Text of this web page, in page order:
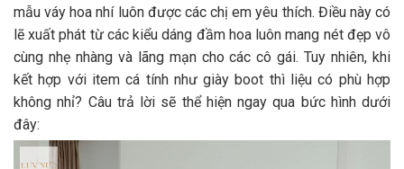
mẫu váy hoa nhí luôn được các chị em yêu thích. Điều này có
lẽ xuất phát từ các kiểu dáng đầm hoa luôn mang nét đẹp vô
cùng nhẹ nhàng và lãng mạn cho các cô gái. Tuy nhiên, khi
kết hợp với item cá tính như giày boot thì liệu có phù hợp
không nhỉ? Câu trả lời sẽ thể hiện ngay qua bức hình dưới
đây: